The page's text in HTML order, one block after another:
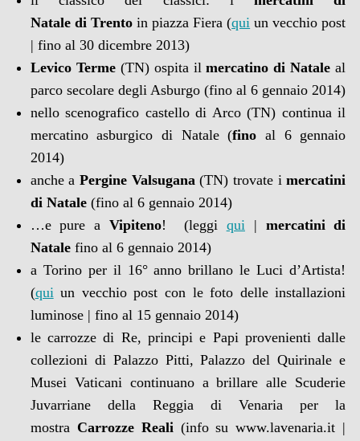
Natale di Trentoin piazza Fiera (qui un vecchio post
| fino al 30 dicembre 2013)
Levico Terme(TN) ospita ilmercatino di Nataleal
parco secolare degli Asburgo (fino al 6 gennaio 2014)
nello scenografico castello di Arco (TN) continua il
mercatino asburgico di Natale (finoal 6 gennaio
2014)
anche a Pergine Valsugana(TN) trovate imercatini
di Natale(fino al 6 gennaio 2014)
…e pure aVipiteno! (leggi qui| mercatini di
Natale fino al 6 gennaio 2014)
a Torino per il 16° anno brillano le Luci d’Artista!
(quiun vecchio post con le foto delle installazioni
luminose | fino al 15 gennaio 2014)
le carrozze di Re, principi e Papi provenienti dalle
collezioni di Palazzo Pitti, Palazzo del Quirinale e
Musei Vaticani continuano a brillare alle Scuderie
Juvarriane della Reggia di Venaria per la
mostra Carrozze Reali (info su www.lavenaria.it |